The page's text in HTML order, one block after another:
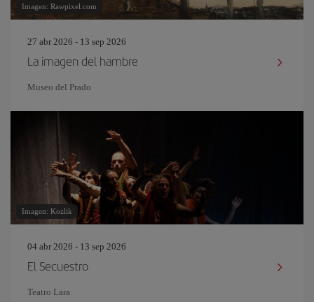
Imagen: Rawpixel.com
27 abr 2026 - 13 sep 2026
La imagen del hambre
Museo del Prado
Imagen: Kozlik
04 abr 2026 - 13 sep 2026
El Secuestro
Teatro Lara